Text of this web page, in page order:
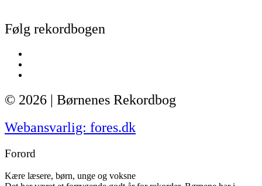
Følg rekordbogen
© 2026 | Børnenes Rekordbog
Webansvarlig: fores.dk
Forord
Kære læsere, børn, unge og voksne